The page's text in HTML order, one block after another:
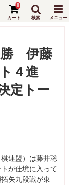
0
勝 伊藤
４進
定トー
連盟）は藤井聡
が佳境に入って
矢九段戦が東